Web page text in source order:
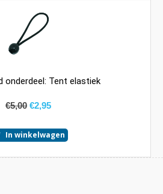
onderdeel: Tent elastiek
€5,00 €2,95
In winkelwagen